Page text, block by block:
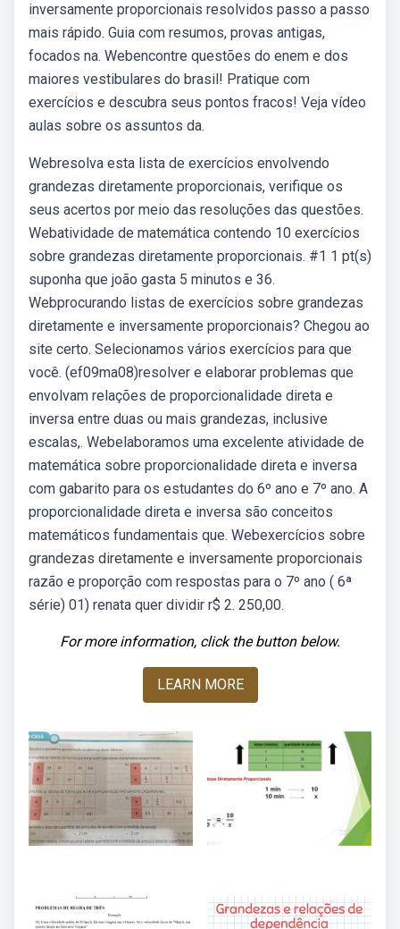
inversamente proporcionais resolvidos passo a passo
mais rápido. Guia com resumos, provas antigas,
focados na. Webencontre questões do enem e dos
maiores vestibulares do brasil! Pratique com
exercícios e descubra seus pontos fracos! Veja vídeo
aulas sobre os assuntos da.
Webresolva esta lista de exercícios envolvendo
grandezas diretamente proporcionais, verifique os
seus acertos por meio das resoluções das questões.
Webatividade de matemática contendo 10 exercícios
sobre grandezas diretamente proporcionais. #1 1 pt(s)
suponha que joão gasta 5 minutos e 36.
Webprocurando listas de exercícios sobre grandezas
diretamente e inversamente proporcionais? Chegou ao
site certo. Selecionamos vários exercícios para que
você. (ef09ma08)resolver e elaborar problemas que
envolvam relações de proporcionalidade direta e
inversa entre duas ou mais grandezas, inclusive
escalas,. Webelaboramos uma excelente atividade de
matemática sobre proporcionalidade direta e inversa
com gabarito para os estudantes do 6º ano e 7º ano. A
proporcionalidade direta e inversa são conceitos
matemáticos fundamentais que. Webexercícios sobre
grandezas diretamente e inversamente proporcionais
razão e proporção com respostas para o 7º ano ( 6ª
série) 01) renata quer dividir r$ 2. 250,00.
For more information, click the button below.
LEARN MORE